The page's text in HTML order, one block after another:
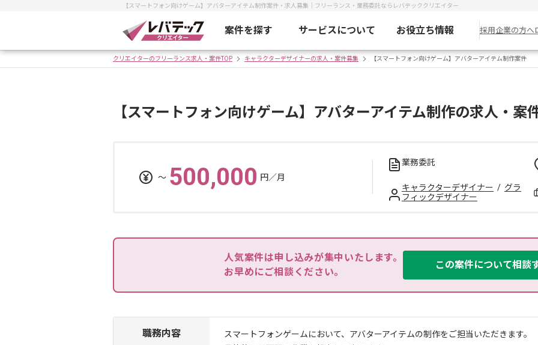
【スマートフォン向けゲーム】アバターアイテム制作案件・求人募集｜フリーランス・業務委託ならレバテッククリエイター
案件を探す サービスについて お役立ち情報 採用企業の方へ
クリエイターのフリーランス求人・案件TOP キャラクターデザイナーの求人・案件募集 【スマートフォン向けゲーム】アバターアイテム制作案件
【スマートフォン向けゲーム】アバターアイテム制作の求人・案
〜 500,000 円／月
業務委託
キャラクターデザイナー / グラ
フィックデザイナー
人気案件は申し込みが集中いたします。
お早めにご相談ください。
この案件について相談
職務内容
スマートフォンゲームにおいて、アバターアイテムの制作をご担当いただきます。